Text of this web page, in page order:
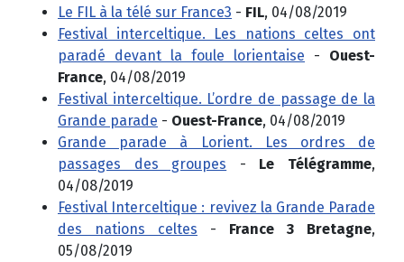
Le FIL à la télé sur France3 - FIL, 04/08/2019
Festival interceltique. Les nations celtes ont
paradé devant la foule lorientaise - Ouest-
France, 04/08/2019
Festival interceltique. L’ordre de passage de la
Grande parade - Ouest-France, 04/08/2019
Grande parade à Lorient. Les ordres de
passages des groupes - Le Télégramme,
04/08/2019
Festival Interceltique : revivez la Grande Parade
des nations celtes - France 3 Bretagne,
05/08/2019